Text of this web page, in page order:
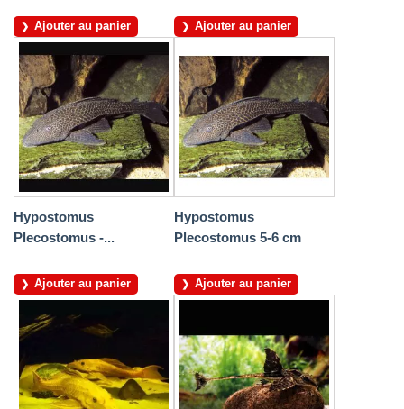
Ajouter au panier Ajouter au panier
Hypostomus
Plecostomus -...
Ajouter au panier
Hypostomus
Plecostomus 5-6 cm
Ajouter au panier